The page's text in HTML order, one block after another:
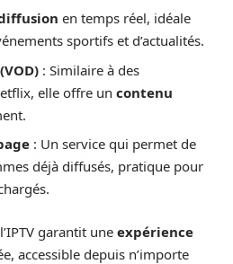
en temps réel, idéale
sportifs et d’actualités.
: Similaire à des
elle offre un contenu
: Un service qui permet de
déjà diffusés, pratique pour
garantit une expérience
accessible depuis n’importe